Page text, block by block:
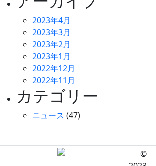
2023年4月
2023年3月
2023年2月
2023年1月
2022年12月
2022年11月
カテゴリー
ニュース (47)
©